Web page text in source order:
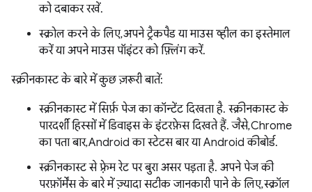
को दबाकर रखें.
स्क्रोल करने के लिए, अपने ट्रैकपैड या माउस व्हील का इस्तेमाल
करें या अपने माउस पॉइंटर को फ़्लिंग करें.
स्क्रीनकास्ट के बारे में कुछ ज़रूरी बातें:
स्क्रीनकास्ट में सिर्फ़ पेज का कॉन्टेंट दिखता है. स्क्रीनकास्ट के
पारदर्शी हिस्सों में डिवाइस के इंटरफ़ेस दिखते हैं. जैसे, Chrome
का पता बार, Android का स्टेटस बार या Android कीबोर्ड.
स्क्रीनकास्ट से फ़्रेम रेट पर बुरा असर पड़ता है. अपने पेज की
परफ़ॉर्मेंस के बारे में ज़्यादा सटीक जानकारी पाने के लिए, स्क्रॉल